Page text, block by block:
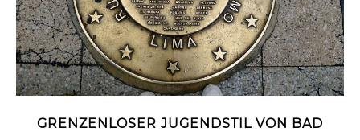
GRENZENLOSER JUGENDSTIL VON BAD